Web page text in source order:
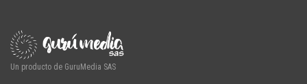
Un producto de GuruMedia SAS